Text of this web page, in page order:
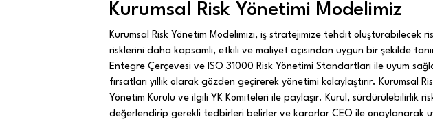
Kurumsal Risk Yönetimi Modelimiz
Kurumsal Risk Yönetim Modelimizi, iş stratejimize tehdit oluşturabilecek
risklerini daha kapsamlı, etkili ve maliyet açısından uygun bir şekilde
Entegre Çerçevesi ve ISO 31000 Risk Yönetimi Standartları ile uyum
fırsatları yıllık olarak gözden geçirerek yönetimi kolaylaştırır. Kurumsal
Yönetim Kurulu ve ilgili YK Komiteleri ile paylaşır. Kurul, sürdürülebilirlik
değerlendirip gerekli tedbirleri belirler ve kararlar CEO ile onaylanarak